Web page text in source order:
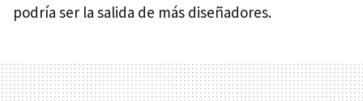
podría ser la salida de más diseñadores.